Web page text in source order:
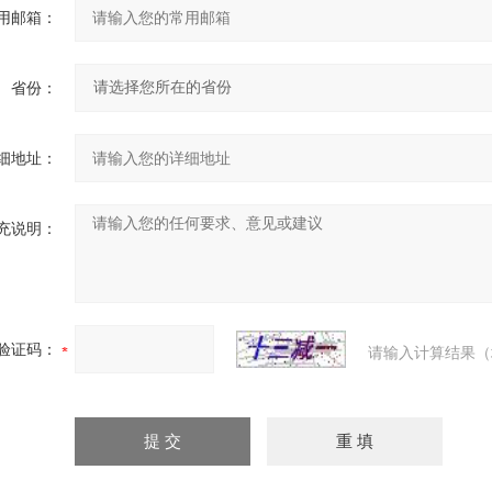
邮箱：
省份：
地址：
说明：
证码： 请输入计算结果